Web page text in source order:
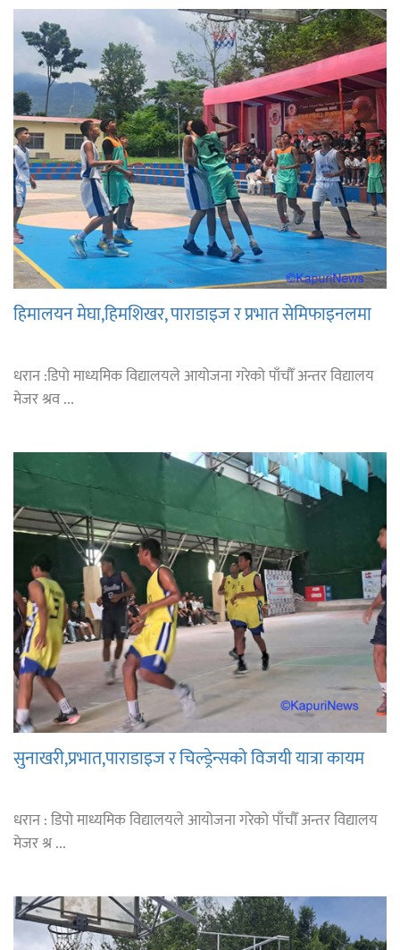
हिमालयन मेघा,हिमशिखर, पाराडाइज र प्रभात सेमिफाइनलमा
धरान :डिपो माध्यमिक विद्यालयले आयोजना गरेको पाँचौँ अन्तर विद्यालय
मेजर श्रव ...
सुनाखरी,प्रभात,पाराडाइज र चिल्ड्रेन्सको विजयी यात्रा कायम
धरान : डिपो माध्यमिक विद्यालयले आयोजना गरेको पाँचौँ अन्तर विद्यालय
मेजर श्र ...